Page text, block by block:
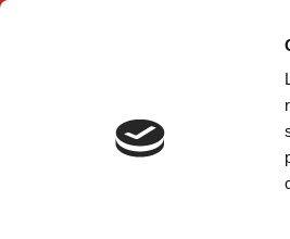
Home